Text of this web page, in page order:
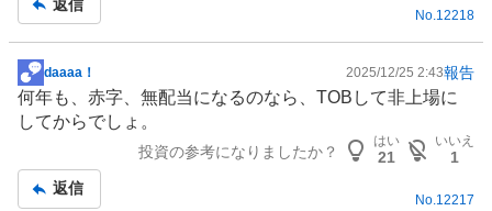
事
返信
No.12218
掲
示
板
daaaa！ 2025/12/25 2:43報告
何年も、赤字、無配当になるのなら、TOBして非上場に
してからでしょ。
投資の参考になりましたか？
はい
21
いいえ
1
返信
No. 12217